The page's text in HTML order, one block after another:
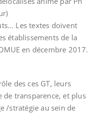
Les textes doivent
établissements de la
en décembre 2017.
des ces GT, leurs
transparence, et plus
/stratégie au sein de